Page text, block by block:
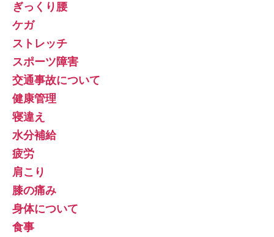
ぎっくり腰
ケガ
ストレッチ
スポーツ障害
交通事故について
健康管理
寝違え
水分補給
疲労
肩こり
膝の痛み
身体について
食事